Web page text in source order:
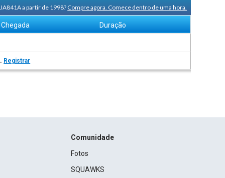
a partir de 1998?Compre agora. Comece dentro de uma hora.
Chegada Duração
Registrar
Comunidade
Fotos
SQUAWKS